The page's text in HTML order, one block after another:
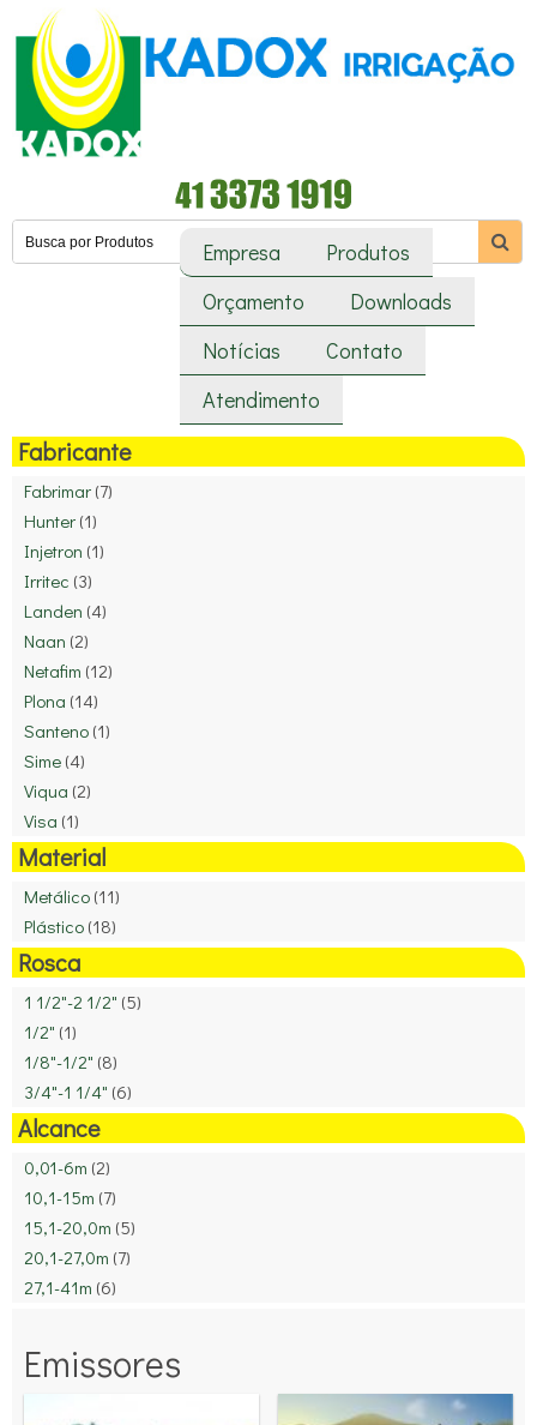
Empresa
Produtos
Orçamento
Downloads
Notícias
Contato
Atendimento
Fabricante
Fabrimar (7)
Hunter (1)
Injetron (1)
Irritec (3)
Landen (4)
Naan (2)
Netafim (12)
Plona (14)
Santeno (1)
Sime (4)
Viqua (2)
Visa (1)
Material
Metálico (11)
Plástico (18)
Rosca
1 1/2"-2 1/2" (5)
1/2" (1)
1/8"-1/2" (8)
3/4"-1 1/4" (6)
Alcance
0,01-6m (2)
10,1-15m (7)
15,1-20,0m (5)
20,1-27,0m (7)
27,1-41m (6)
Emissores